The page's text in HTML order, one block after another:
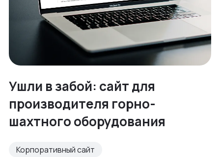
Ушли в забой: сайт для
производителя горно-
шахтного оборудования
Корпоративный сайт